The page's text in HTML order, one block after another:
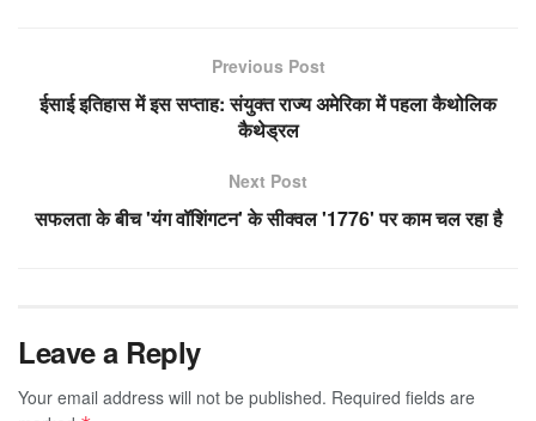
Previous Post
ईसाई इतिहास में इस सप्ताह: संयुक्त राज्य अमेरिका में पहला कैथोलिक
कैथेड्रल
Next Post
सफलता के बीच 'यंग वॉशिंगटन' के सीक्वल '1776' पर काम चल रहा है
Leave a Reply
Your email address will not be published. Required fields are